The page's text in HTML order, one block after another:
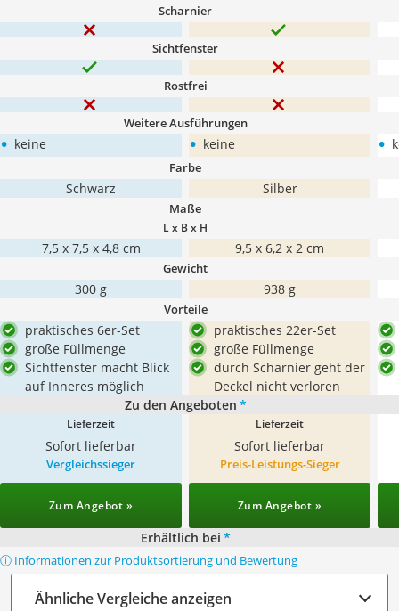
Scharnier
Sichtfenster
Rostfrei
Weitere Ausführungen
• keine • keine •
Farbe
Schwarz Silber
Maße
L x B x H
7,5 x 7,5 x 4,8 cm 9,5 x 6,2 x 2 cm
Gewicht
300 g 938 g
Vorteile
praktisches 6er-Set
große Füllmenge
Sichtfenster macht Blick
auf Inneres möglich
praktisches 22er-Set
große Füllmenge
durch Scharnier geht der
Deckel nicht verloren
Zu den Angeboten *
Lieferzeit
Sofort lieferbar
Lieferzeit
Sofort lieferbar
Vergleichssieger
Zum Angebot »
Preis-Leistungs-Sieger
Zum Angebot »
Erhältlich bei *
ⓘ Informationen zur Produktsortierung und Bewertung
Ähnliche Vergleiche anzeigen